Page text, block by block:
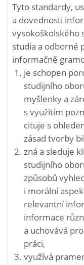
Tyto standardy,
a dovednosti
vysokoškolského
studia a odborné
informačně
je schopen
studijního
myšlenky a
s využitím
cituje s
zásad tvorby
zná a sleduje
studijního
způsobů
i morální
relevantní
informace
a uchovává
práci,
využívá